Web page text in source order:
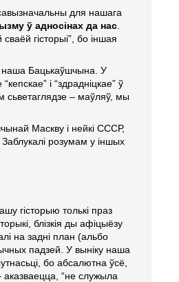
для нашага
ў адносінах да нас
гісторыі”, бо іншая
наша Бацькаўшчына. У
і “здрадніцкае” ў
сьветаглядзе – маўляў, мы
Маскву і нейкі СССР,
. Заблукалі розумам у іншых
гісторыю толькі праз
блізкія ды афіцыёзу
на задні план (альбо
падзей. У выніку наша
бо абсалютна ўсё,
аказваецца, “не служыла